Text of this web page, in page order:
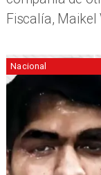
Fiscalía, Maikel
Nacional